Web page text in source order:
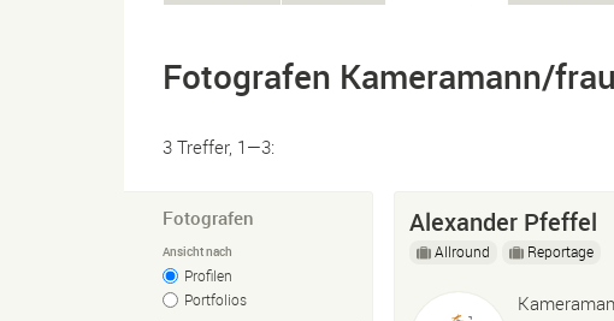
Fotografen Kameramann/frau
3 Treffer, 1—3:
Fotografen
Ansicht nach
Profilen
Portfolios
Alexander Pfeffel
Allround Reportage